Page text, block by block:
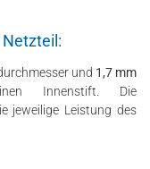
Netzteil:
und 1,7 mm
Innenstift. Die
jeweilige Leistung des